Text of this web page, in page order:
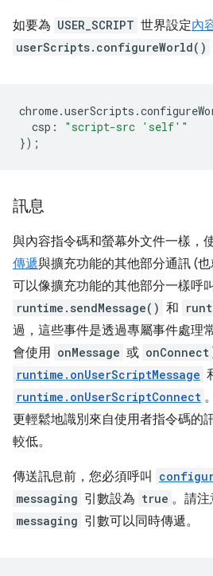
如要為 USER_SCRIPT 世界設定內
userScripts.configureWorld()
chrome.userScripts .
csp :
"script-src 'self'"
});
訊息
與內容指令碼和螢幕外文件一樣，
傳遞與擴充功能的其他部分通訊 (
可以像擴充功能的其他部分一樣呼叫
runtime.sendMessage() 和
過，這些事件是透過專屬事件處理
會使用 onMessage 或 onConnect
runtime.onUserScriptMessage
runtime.onUserScriptConnect
更輕鬆地識別來自使用者指令碼的
較低。
傳送訊息前，您必須呼叫
messaging 引數設為 true 。請注
messaging 引數可以同時傳遞。